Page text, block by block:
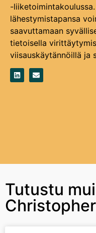
-
lähestymistapansa
saavuttamaan
tietoisella
viisauskäytännöillä ja
Tutustu